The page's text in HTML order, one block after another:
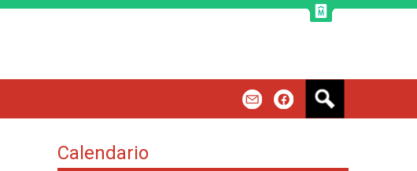
Calendario
s